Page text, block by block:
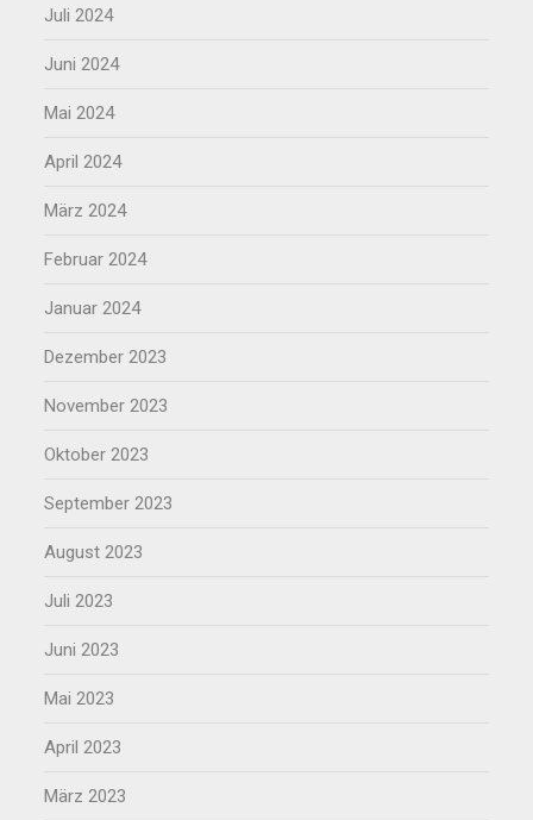
Juli 2024
Juni 2024
Mai 2024
April 2024
März 2024
Februar 2024
Januar 2024
Dezember 2023
November 2023
Oktober 2023
September 2023
August 2023
Juli 2023
Juni 2023
Mai 2023
April 2023
März 2023